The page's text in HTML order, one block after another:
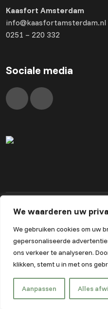
We waarderen uw
We gebruiken cookies om uw
gepersonaliseerde
ons verkeer te analyseren.
klikken, stemt u in met ons
Aanpassen Alles
Kaasfort Amsterdam
info@kaasfortamsterdam.nl
0251 – 220 332
Sociale media
Powered by Nextcap